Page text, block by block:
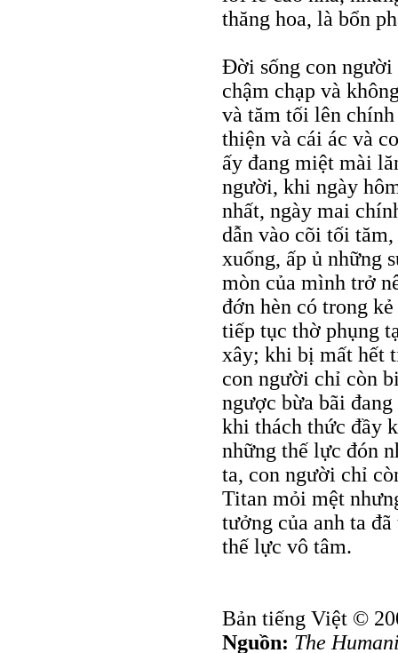
thăng hoa, là bổn
Đời sống con người
chậm chạp và
và tăm tối lên
thiện và cái ác và
ấy đang miệt mài
người, khi ngày
nhất, ngày mai
dẫn vào cõi tối
xuống, ấp ủ những
mòn của mình trở
đớn hèn có trong
tiếp tục thờ phụng
xây; khi bị mất hết
con người chỉ còn
ngược bừa bãi
khi thách thức đầy
những thế lực đón
ta, con người chỉ
Titan mỏi mệt
tưởng của anh ta
thế lực vô tâm.
Bản tiếng Việt ©
Nguồn: The